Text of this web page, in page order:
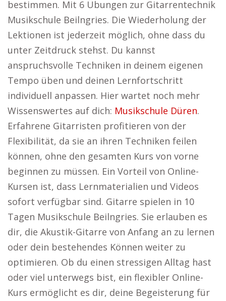
bestimmen. Mit 6 Übungen zur Gitarrentechnik
Musikschule Beilngries. Die Wiederholung der
Lektionen ist jederzeit möglich, ohne dass du
unter Zeitdruck stehst. Du kannst
anspruchsvolle Techniken in deinem eigenen
Tempo üben und deinen Lernfortschritt
individuell anpassen. Hier wartet noch mehr
Wissenswertes auf dich: Musikschule Düren.
Erfahrene Gitarristen profitieren von der
Flexibilität, da sie an ihren Techniken feilen
können, ohne den gesamten Kurs von vorne
beginnen zu müssen. Ein Vorteil von Online-
Kursen ist, dass Lernmaterialien und Videos
sofort verfügbar sind. Gitarre spielen in 10
Tagen Musikschule Beilngries. Sie erlauben es
dir, die Akustik-Gitarre von Anfang an zu lernen
oder dein bestehendes Können weiter zu
optimieren. Ob du einen stressigen Alltag hast
oder viel unterwegs bist, ein flexibler Online-
Kurs ermöglicht es dir, deine Begeisterung für